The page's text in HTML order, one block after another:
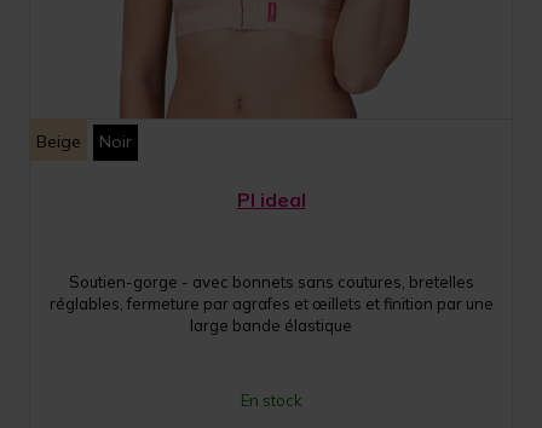
Beige Noir
PI ideal
Soutien-gorge - avec bonnets sans coutures, bretelles
réglables, fermeture par agrafes et œillets et finition par une
large bande élastique
En stock